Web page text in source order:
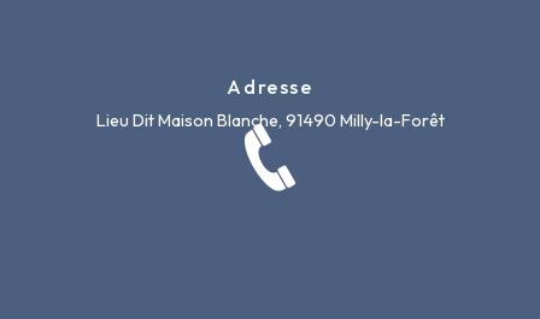
Adresse
Lieu Dit Maison Blanche, 91490 Milly-la-Forêt